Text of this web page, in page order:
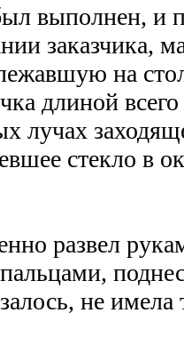
выполнен, и
заказчика,
на
длиной
лучах
стекло в
развел
не